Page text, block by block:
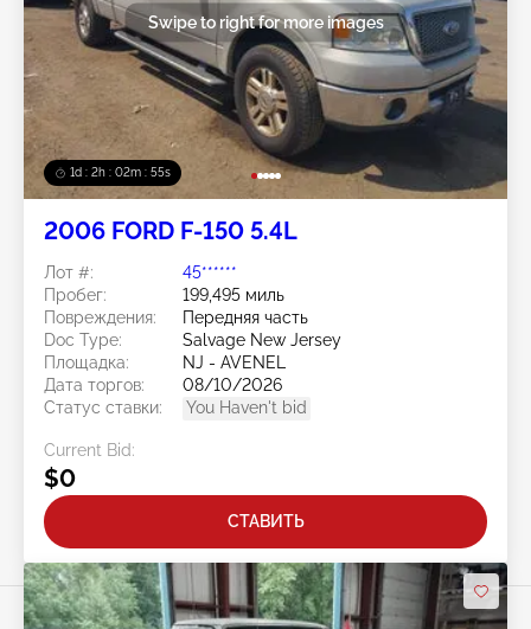
1d : 2h : 02m : 52s
Swipe to right for more images
2006 FORD F-150 5.4L
Лот #:
45******
Пробег:
199,495 миль
Повреждения:
Передняя часть
Doc Type:
Salvage New Jersey
Площадка:
NJ - AVENEL
Дата торгов:
08/10/2026
Статус ставки:
You Haven't bid
Current Bid:
$0
СТАВИТЬ